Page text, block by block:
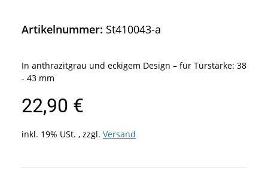
Artikelnummer: St410043-a
In anthrazitgrau und eckigem Design – für Türstärke: 38
- 43 mm
22,90 €
inkl. 19% USt. , zzgl. Versand